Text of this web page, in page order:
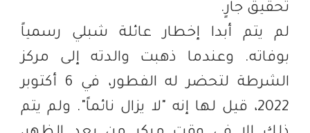
تحقيق جارٍ.
لم يتم أبدا إخطار عائلة شبلي رسمياً
بوفاته. وعندما ذهبت والدته إلى مركز
الشرطة لتحضر له الفطور، في 6 أكتوبر
2022، قيل لها إنه "لا يزال نائماً". ولم يتم